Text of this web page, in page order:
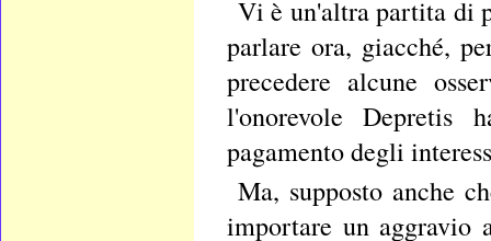
Vi è un'altra partita di
parlare ora, giacché,
precedere alcune
l'onorevole Depretis
pagamento degli
Ma, supposto anche
importare un aggravio